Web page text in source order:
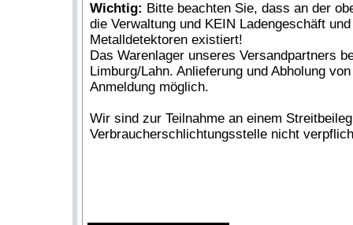
Wichtig: Bitte beachten Sie, dass an der
die Verwaltung und KEIN Ladengeschäft
Metalldetektoren existiert!
Das Warenlager unseres Versandpartners
Limburg/Lahn. Anlieferung und Abholung
Anmeldung möglich.
Wir sind zur Teilnahme an einem
Verbraucherschlichtungsstelle nicht